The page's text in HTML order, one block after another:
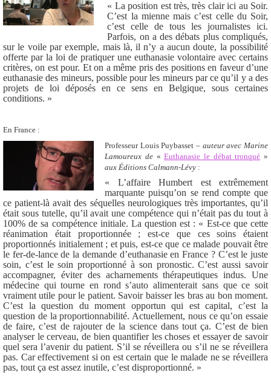
« La position est très, très clair ici au Soir.
C’est la mienne mais c’est celle du Soir,
c’est celle de tous les journalistes ici.
Parfois, on a des débats plus compliqués,
sur le voile par exemple, mais là, il n’y a aucun doute, la possibilité
offerte par la loi de pratiquer une euthanasie volontaire avec certains
critères, on est pour. Et on a même pris des positions en faveur d’une
euthanasie des mineurs, possible pour les mineurs par ce qu’il y a des
projets de loi déposés en ce sens en Belgique, sous certaines
conditions. »
En France :
Professeur Louis Puybasset – auteur avec Marine
Lamoureux de «Euthanasie le débat tronqué »
aux Éditions Calmann-Lévy :
« L’affaire Humbert est extrêmement
marquante puisqu’on se rend compte que
ce patient-là avait des séquelles neurologiques très importantes, qu’il
était sous tutelle, qu’il avait une compétence qui n’était pas du tout à
100% de sa compétence initiale. La question est : « Est-ce que cette
réanimation était proportionnée ; est-ce que ces soins étaient
proportionnés initialement ; et puis, est-ce que ce malade pouvait être
le fer-de-lance de la demande d’euthanasie en France ? C’est le juste
soin, c’est le soin proportionné à son pronostic. C’est aussi savoir
accompagner, éviter des acharnements thérapeutiques indus. Une
médecine qui tourne en rond s’auto alimenterait sans que ce soit
vraiment utile pour le patient. Savoir baisser les bras au bon moment.
C’est la question du moment opportun qui est capital, c’est la
question de la proportionnabilité. Actuellement, nous ce qu’on essaie
de faire, c’est de rajouter de la science dans tout ça. C’est de bien
analyser le cerveau, de bien quantifier les choses et essayer de savoir
quel sera l’avenir du patient. S’il se réveillera ou s’il ne se réveillera
pas. Car effectivement si on est certain que le malade ne se réveillera
pas, tout ça est assez inutile, c’est disproportionné. »